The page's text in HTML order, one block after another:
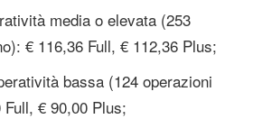
media o elevata (253
€ 116,36 Full, € 112,36 Plus;
bassa (124 operazioni
Full, € 90,00 Plus;